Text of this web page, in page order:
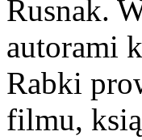
Rusnak.
autorami
Rabki
filmu,